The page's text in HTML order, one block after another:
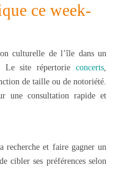
ce week-
culturelle de l’île dans un
Le site répertorie concerts,
de taille ou de notoriété.
une consultation rapide et
recherche et faire gagner un
cibler ses préférences selon